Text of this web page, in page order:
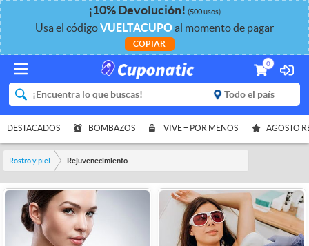
¡10%Devolución! (500 usos)
Usa el códigoVUELTACUPOal momento de pagar
COPIAR
0
DESTACADOS BOMBAZOS VIVE + POR MENOS AGOSTO
Rostro y piel Rejuvenecimiento